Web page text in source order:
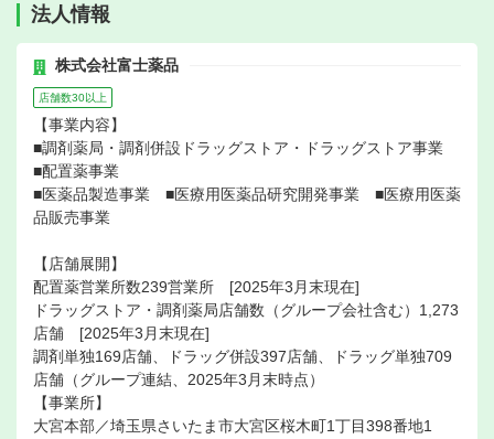
法人情報
株式会社富士薬品
店舗数30以上
【事業内容】
■調剤薬局・調剤併設ドラッグストア・ドラッグストア事業
■配置薬事業
■医薬品製造事業 ■医療用医薬品研究開発事業 ■医療用医薬
品販売事業
【店舗展開】
配置薬営業所数239営業所 [2025年3月末現在]
ドラッグストア・調剤薬局店舗数（グループ会社含む）1,273
店舗 [2025年3月末現在]
調剤単独169店舗、ドラッグ併設397店舗、ドラッグ単独709
店舗（グループ連結、2025年3月末時点）
【事業所】
大宮本部／埼玉県さいたま市大宮区桜木町1丁目398番地1